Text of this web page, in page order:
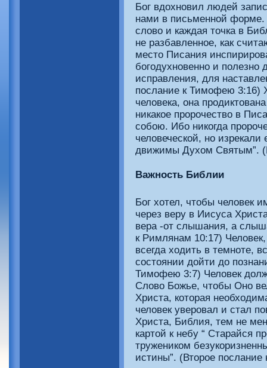
Бог вдохновил людей
нами в письменной
слово и каждая точка в
не разбавленное, как
место Писания
богодухновенно и
исправления, для
послание к Тимофею 3:16)
человека, она
никакое пророчество в
собою. Ибо никогда
человеческой, но
движимы Духом Святым”.
Важность Библии
Бог хотел, чтобы человек
через веру в Иисуса
вера -от слышания, а
к Римлянам 10:17)
всегда ходить в темноте,
состоянии дойти до
Тимофею 3:7) Человек
Слово Божье, чтобы Оно
Христа, которая
человек уверовал и стал
Христа, Библия, тем не
картой к небу “ Старайся
тружеником
истины”. (Второе